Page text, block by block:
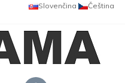
Čeština
Slovenčina